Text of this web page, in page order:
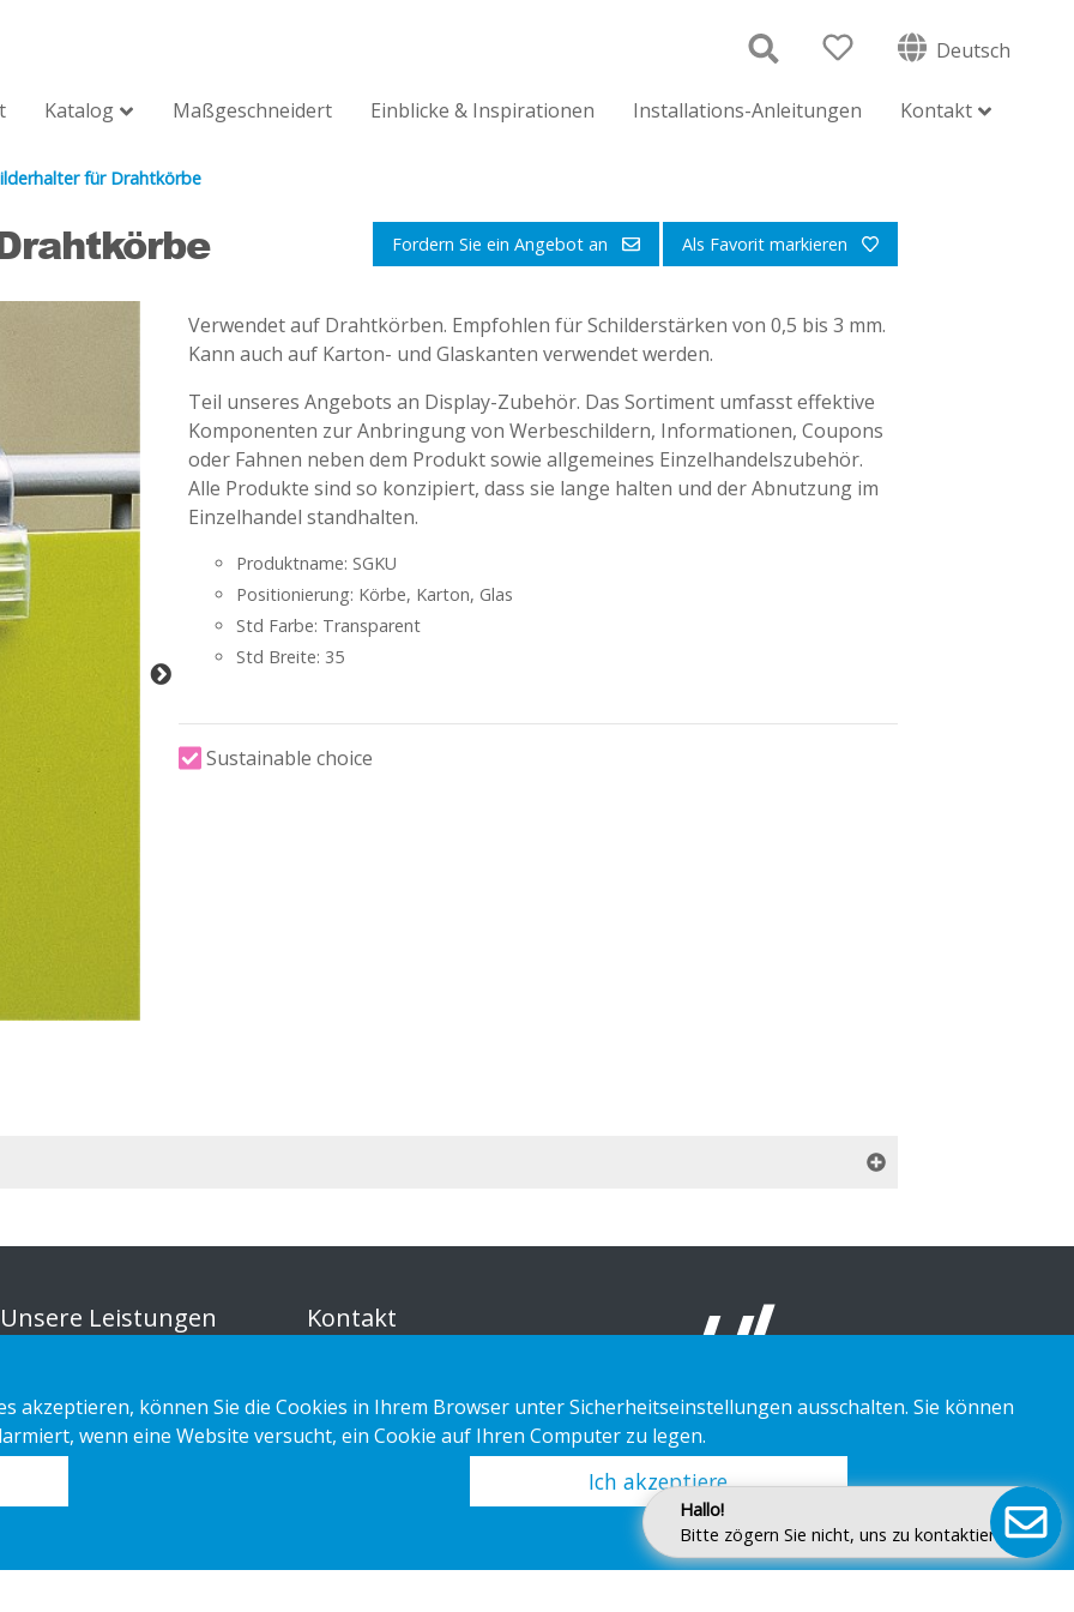
Deutsch
Katalog Maßgeschneidert Einblicke & Inspirationen Installations-Anleitungen Kontakt
für Drahtkörbe
Fordern Sie ein Angebot an Als Favorit markieren
Verwendet auf Drahtkörben. Empfohlen für Schilderstärken von 0,5 bis 3 mm.
Kann auch auf Karton- und Glaskanten verwendet werden.
Teil unseres Angebots an Display-Zubehör. Das Sortiment umfasst effektive
Komponenten zur Anbringung von Werbeschildern, Informationen, Coupons
oder Fahnen neben dem Produkt sowie allgemeines Einzelhandelszubehör.
Alle Produkte sind so konzipiert, dass sie lange halten und der Abnutzung im
Einzelhandel standhalten.
Produktname: SGKU
Positionierung: Körbe, Karton, Glas
Std Farbe: Transparent
Std Breite: 35
Sustainable choice
Hallo!
Bitte zögern Sie nicht, uns zu kontaktieren.
Unsere Leistungen
Kreislaufangebot
Maßgeschneidert
Kontakt
Cookies
akzeptieren, können Sie die Cookies in Ihrem Browser unter Sicherheitseinstellungen ausschalten. Sie können
wenn eine Website versucht, ein Cookie auf Ihren Computer zu legen.
Ich akzeptiere